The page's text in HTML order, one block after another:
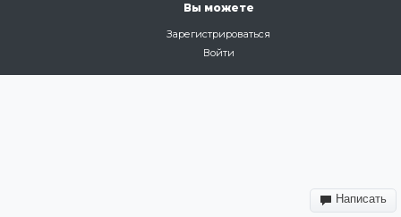
Вы можете
Зарегистрироваться
Войти
Написать